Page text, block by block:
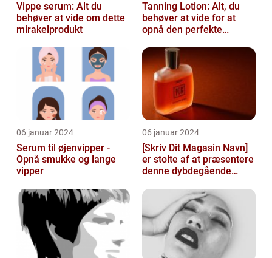
Vippe serum: Alt du
behøver at vide om dette
mirakelprodukt
Tanning Lotion: Alt, du
behøver at vide for at
opnå den perfekte
06 januar 2024
Serum til øjenvipper -
Opnå smukke og lange
vipper
06 januar 2024
[Skriv Dit Magasin Navn]
er stolte af at præsentere
denne dybdegående